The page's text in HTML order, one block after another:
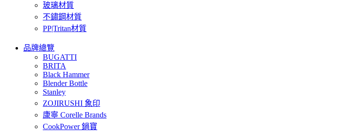
玻璃材質
不鏽鋼材質
PP|Tritan材質
品牌總覽
BUGATTI
BRITA
Black Hammer
Blender Bottle
Stanley
ZOJIRUSHI 象印
康寧 Corelle Brands
CookPower 鍋寶